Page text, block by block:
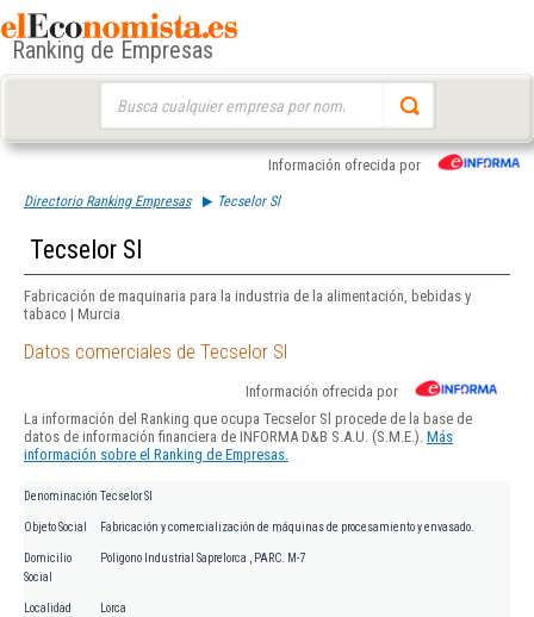
Ranking de Empresas
Información ofrecida por
Directorio Ranking Empresas Tecselor Sl
Tecselor Sl
Fabricación de maquinaria para la industria de la alimentación, bebidas y
tabaco | Murcia
Datos comerciales de Tecselor Sl
Información ofrecida por
La información del Ranking que ocupa Tecselor Sl procede de la base de
datos de información financiera de INFORMA D&B S.A.U. (S.M.E.). Más
información sobre el Ranking de Empresas.
Denominación Tecselor Sl
Objeto Social Fabricación y comercialización de máquinas de procesamiento y envasado.
Domicilio
Social
Poligono Industrial Saprelorca , PARC. M-7
Localidad Lorca